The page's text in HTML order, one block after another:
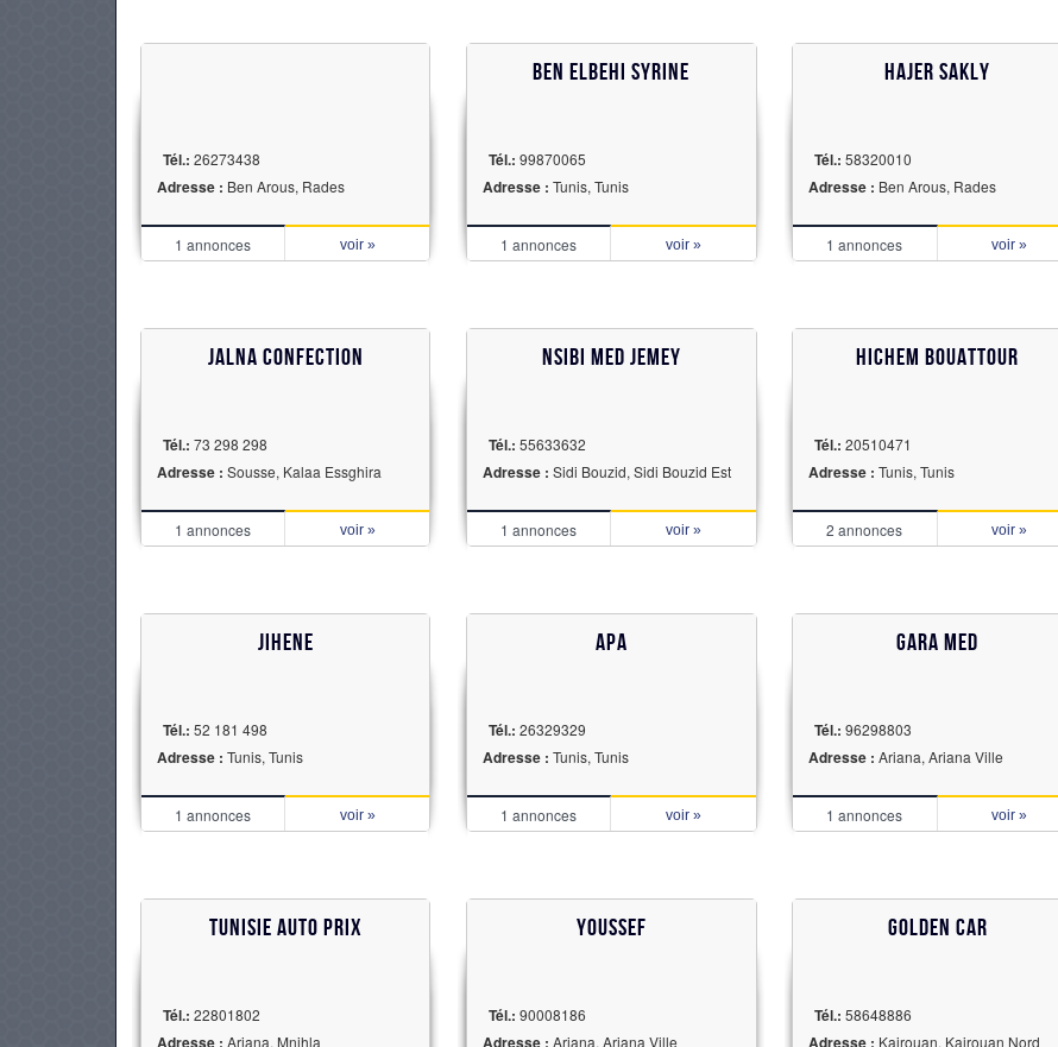
Tél.: 26273438
Adresse : Ben Arous, Rades
1 annonces voir »
Ben Elbehi syrine
Tél.: 99870065
Adresse : Tunis, Tunis
1 annonces voir »
Hajer Sakly
Tél.: 58320010
Adresse : Ben Arous, Rades
1 annonces voir »
JALNA CONFECTION
Tél.: 73 298 298
Adresse : Sousse, Kalaa Essghira
1 annonces voir »
NSIBI MED JEMEY
Tél.: 55633632
Adresse : Sidi Bouzid, Sidi Bouzid Est
1 annonces voir »
Hichem bouattour
Tél.: 20510471
Adresse : Tunis, Tunis
2 annonces voir »
Jihene
Tél.: 52 181 498
Adresse : Tunis, Tunis
1 annonces voir »
APA
Tél.: 26329329
Adresse : Tunis, Tunis
1 annonces voir »
Gara med
Tél.: 96298803
Adresse : Ariana, Ariana Ville
1 annonces voir »
TUNISIE AUTO PRIX
Tél.: 22801802
Adresse : Ariana, Mnihla
YOUSSEF
Tél.: 90008186
Adresse : Ariana, Ariana Ville
GOLDEN CAR
Tél.: 58648886
Adresse : Kairouan, Kairouan Nord